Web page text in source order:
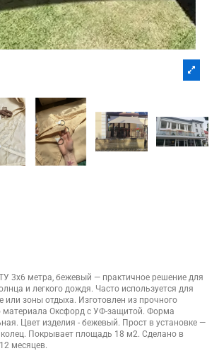
3х6 метра, бежевый — практичное решение для
и легкого дождя. Часто используется для
или зоны отдыха. Изготовлен из прочного
материала Оксфорд с УФ-защитой. Форма
Цвет изделия - бежевый. Прост в установке —
Покрывает площадь 18 м2. Сделано в
месяцев.